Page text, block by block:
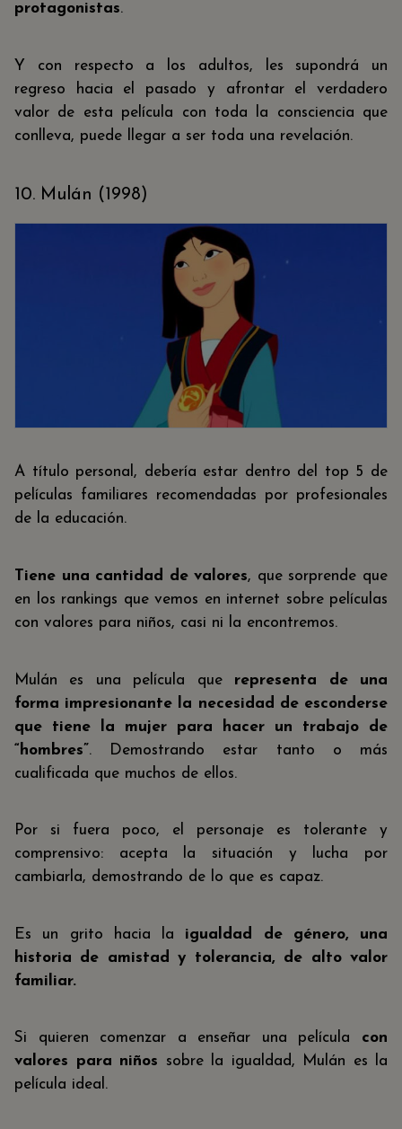
protagonistas.
Y con respecto a los adultos, les supondrá un
regreso hacia el pasado y afrontar el verdadero
valor de esta película con toda la consciencia que
conlleva, puede llegar a ser toda una revelación.
10. Mulán (1998)
A título personal, debería estar dentro del top 5 de
películas familiares recomendadas por profesionales
de la educación.
Tiene una cantidad de valores, que sorprende que
en los rankings que vemos en internet sobre películas
con valores para niños, casi ni la encontremos.
Mulán es una película que representa de una
forma impresionante la necesidad de esconderse
que tiene la mujer para hacer un trabajo de
“hombres”. Demostrando estar tanto o más
cualificada que muchos de ellos.
Por si fuera poco, el personaje es tolerante y
comprensivo: acepta la situación y lucha por
cambiarla, demostrando de lo que es capaz.
Es un grito hacia la igualdad de género, una
historia de amistad y tolerancia, de alto valor
familiar.
Si quieren comenzar a enseñar una película con
valores para niños sobre la igualdad, Mulán es la
película ideal.